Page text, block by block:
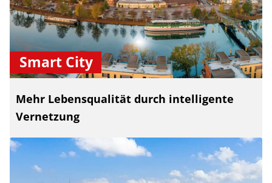
Smart City
Mehr Lebensqualität durch intelligente
Vernetzung